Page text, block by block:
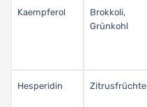
Kaempferol
Brokkoli,
Grünkohl
Hesperidin Zitrusfrüchte